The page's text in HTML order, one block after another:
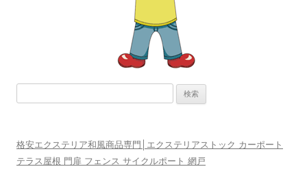
格安エクステリア和風商品専門│エクステリアストック カーポート
テラス屋根 門扉 フェンス サイクルポート 網戸